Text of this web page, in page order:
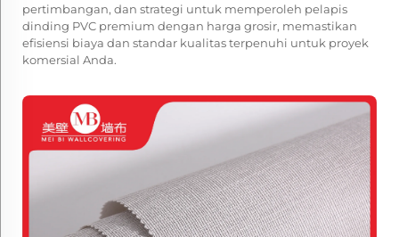
pertimbangan, dan strategi untuk memperoleh pelapis
dinding PVC premium dengan harga grosir, memastikan
efisiensi biaya dan standar kualitas terpenuhi untuk proyek
komersial Anda.